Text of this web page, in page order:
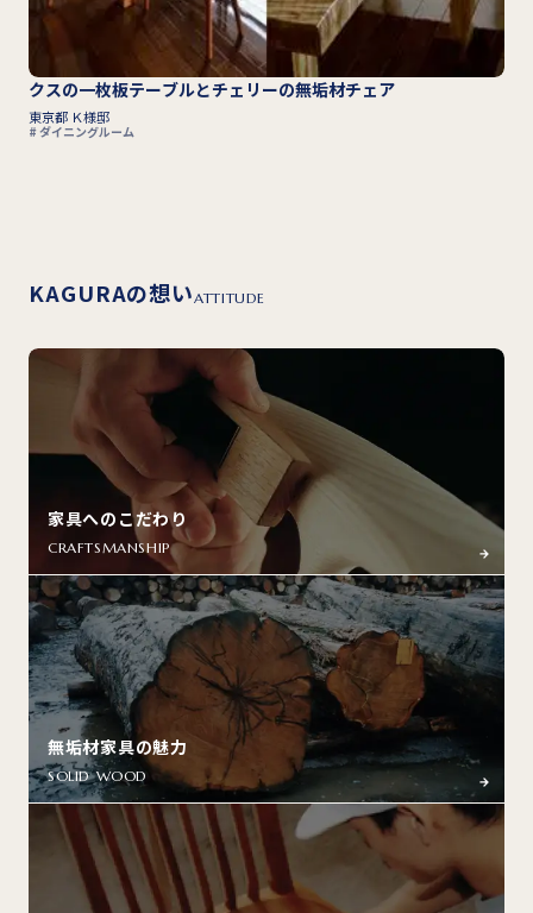
クスの一枚板テーブルとチェリーの無垢材チェア
東京都 Ｋ様邸
ダイニングルーム
KAGURAの想いATTITUDE
家具へのこだわり
CRAFTSMANSHIP
無垢材家具の魅力
SOLID WOOD